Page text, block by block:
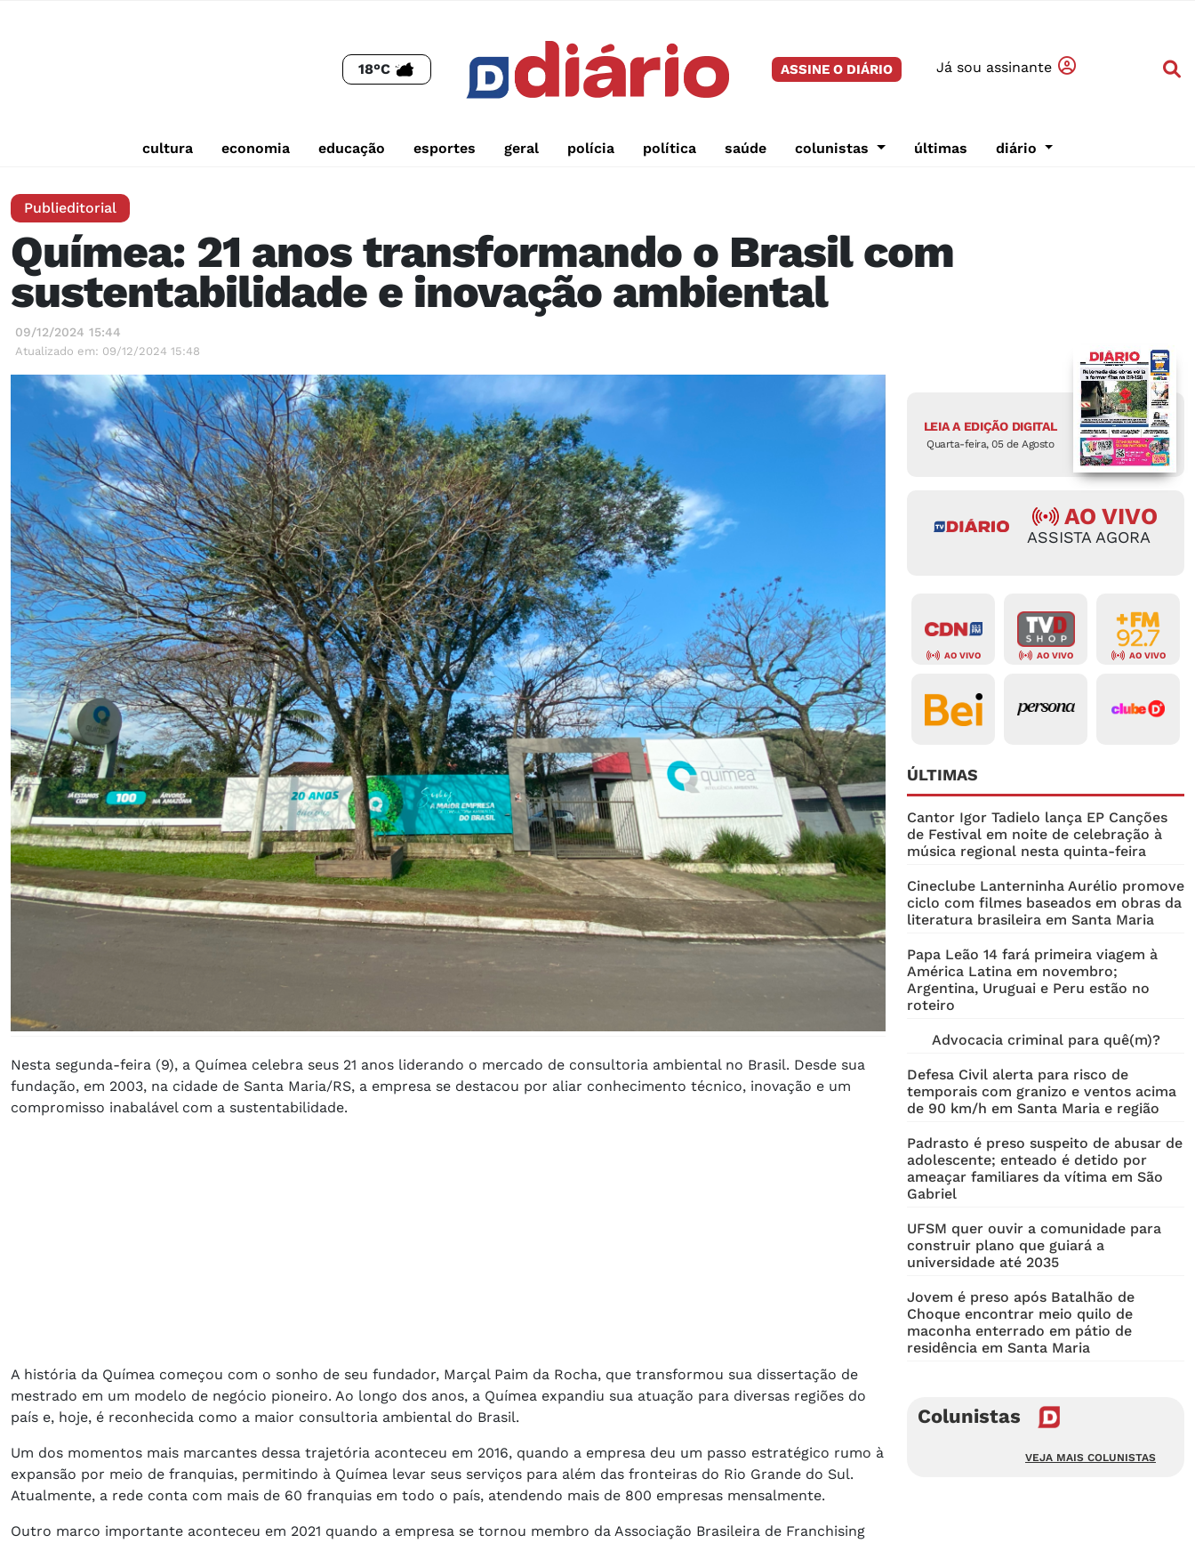
18°C ASSINE O DIÁRIO Já sou assinante
cultura economia educação esportes geral polícia política saúde colunistas últimas diário
Publieditorial
Químea: 21 anos transformando o Brasil com
sustentabilidade e inovação ambiental
09/12/2024 15:44
Atualizado em: 09/12/2024 15:48
Nesta segunda-feira (9), a Químea celebra seus 21 anos liderando o mercado de consultoria ambiental no Brasil. Desde sua
fundação, em 2003, na cidade de Santa Maria/RS, a empresa se destacou por aliar conhecimento técnico, inovação e um
compromisso inabalável com a sustentabilidade.
A história da Químea começou com o sonho de seu fundador, Marçal Paim da Rocha, que transformou sua dissertação de
mestrado em um modelo de negócio pioneiro. Ao longo dos anos, a Químea expandiu sua atuação para diversas regiões do
país e, hoje, é reconhecida como a maior consultoria ambiental do Brasil.
Um dos momentos mais marcantes dessa trajetória aconteceu em 2016, quando a empresa deu um passo estratégico rumo à
expansão por meio de franquias, permitindo à Químea levar seus serviços para além das fronteiras do Rio Grande do Sul.
Atualmente, a rede conta com mais de 60 franquias em todo o país, atendendo mais de 800 empresas mensalmente.
Outro marco importante aconteceu em 2021 quando a empresa se tornou membro da Associação Brasileira de Franchising
LEIA A EDIÇÃO DIGITAL
Quarta-feira, 05 de Agosto
AO VIVO
ASSISTA AGORA
AO VIVO AO VIVO AO VIVO
ÚLTIMAS
Cantor Igor Tadielo lança EP Canções
de Festival em noite de celebração à
música regional nesta quinta-feira
Cineclube Lanterninha Aurélio promove
ciclo com filmes baseados em obras da
literatura brasileira em Santa Maria
Papa Leão 14 fará primeira viagem à
América Latina em novembro;
Argentina, Uruguai e Peru estão no
roteiro
Advocacia criminal para quê(m)?
Defesa Civil alerta para risco de
temporais com granizo e ventos acima
de 90 km/h em Santa Maria e região
Padrasto é preso suspeito de abusar de
adolescente; enteado é detido por
ameaçar familiares da vítima em São
Gabriel
UFSM quer ouvir a comunidade para
construir plano que guiará a
universidade até 2035
Jovem é preso após Batalhão de
Choque encontrar meio quilo de
maconha enterrado em pátio de
residência em Santa Maria
Colunistas
VEJA MAIS COLUNISTAS